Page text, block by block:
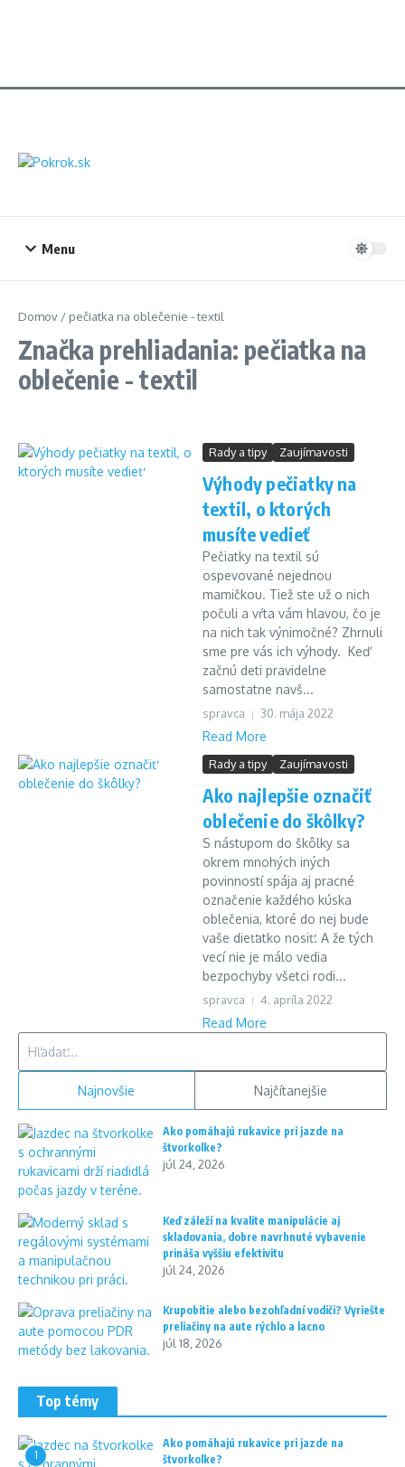
Menu
Domov / pečiatka na oblečenie - textil
Značka prehliadania: pečiatka na
oblečenie - textil
Rady a tipy Zaujímavosti
Výhody pečiatky na
textil, o ktorých
musíte vedieť
Pečiatky na textil sú
ospevované nejednou
mamičkou. Tiež ste už o nich
počuli a vŕta vám hlavou, čo je
na nich tak výnimočné? Zhrnuli
sme pre vás ich výhody. Keď
začnú deti pravidelne
samostatne navš...
spravca 30. mája 2022
Read More
Rady a tipy Zaujímavosti
Ako najlepšie označiť
oblečenie do škôlky?
S nástupom do škôlky sa
okrem mnohých iných
povinností spája aj pracné
označenie každého kúska
oblečenia, ktoré do nej bude
vaše dieťatko nosiť. A že tých
vecí nie je málo vedia
bezpochyby všetci rodi...
spravca 4. apríla 2022
Read More
Najnovšie Najčítanejšie
Ako pomáhajú rukavice pri jazde na
štvorkolke?
júl 24, 2026
Keď záleží na kvalite manipulácie aj
skladovania, dobre navrhnuté vybavenie
prináša vyššiu efektivitu
júl 24, 2026
Krupobitie alebo bezohľadní vodiči? Vyriešte
preliačiny na aute rýchlo a lacno
júl 18, 2026
Top témy
1
Ako pomáhajú rukavice pri jazde na
štvorkolke?